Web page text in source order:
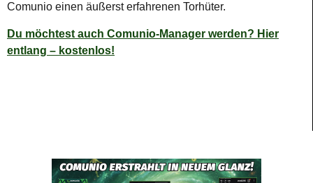
Comunio einen äußerst erfahrenen Torhüter.
Du möchtest auch Comunio-Manager werden? Hier
entlang – kostenlos!